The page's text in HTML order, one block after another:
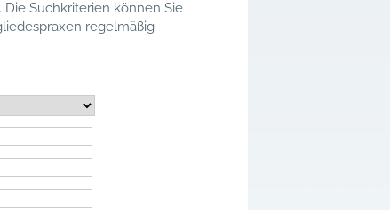
Die Suchkriterien können Sie
regelmäßig